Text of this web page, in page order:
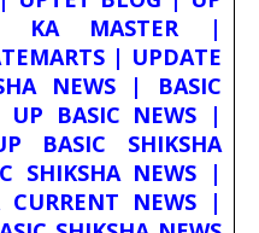
MASTER |
| UPDATE
NEWS | BASIC
UP BASIC NEWS |
BASIC SHIKSHA
SHIKSHA NEWS |
CURRENT NEWS |